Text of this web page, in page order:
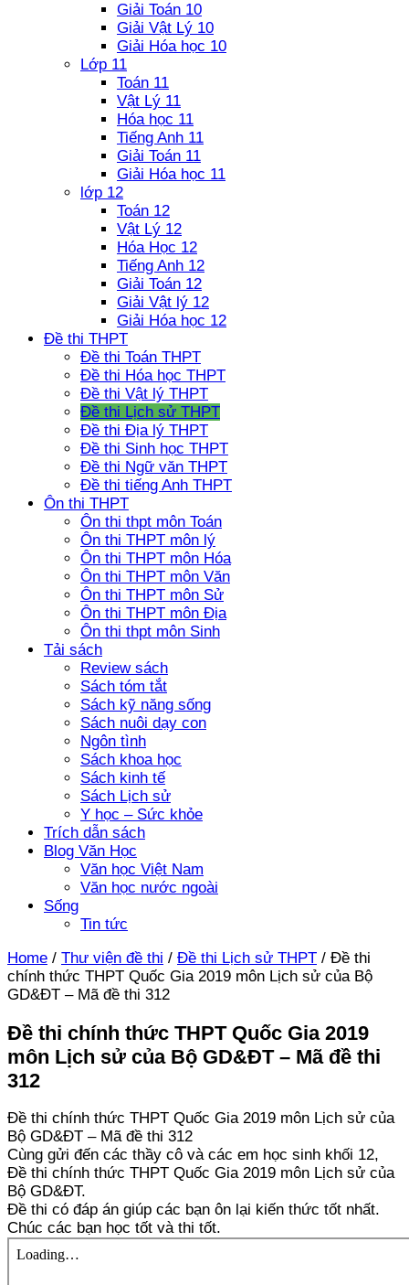
Giải Toán 10
Giải Vật Lý 10
Giải Hóa học 10
Lớp 11
Toán 11
Vật Lý 11
Hóa học 11
Tiếng Anh 11
Giải Toán 11
Giải Hóa học 11
lớp 12
Toán 12
Vật Lý 12
Hóa Học 12
Tiếng Anh 12
Giải Toán 12
Giải Vật lý 12
Giải Hóa học 12
Đề thi THPT
Đề thi Toán THPT
Đề thi Hóa học THPT
Đề thi Vật lý THPT
Đề thi Lịch sử THPT
Đề thi Địa lý THPT
Đề thi Sinh học THPT
Đề thi Ngữ văn THPT
Đề thi tiếng Anh THPT
Ôn thi THPT
Ôn thi thpt môn Toán
Ôn thi THPT môn lý
Ôn thi THPT môn Hóa
Ôn thi THPT môn Văn
Ôn thi THPT môn Sử
Ôn thi THPT môn Địa
Ôn thi thpt môn Sinh
Tải sách
Review sách
Sách tóm tắt
Sách kỹ năng sống
Sách nuôi dạy con
Ngôn tình
Sách khoa học
Sách kinh tế
Sách Lịch sử
Y học – Sức khỏe
Trích dẫn sách
Blog Văn Học
Văn học Việt Nam
Văn học nước ngoài
Sống
Tin tức
Home / Thư viện đề thi / Đề thi Lịch sử THPT / Đề thi
chính thức THPT Quốc Gia 2019 môn Lịch sử của Bộ
GD&ĐT – Mã đề thi 312
Đề thi chính thức THPT Quốc Gia 2019
môn Lịch sử của Bộ GD&ĐT – Mã đề thi
312
Đề thi chính thức THPT Quốc Gia 2019 môn Lịch sử của
Bộ GD&ĐT – Mã đề thi 312
Cùng gửi đến các thầy cô và các em học sinh khối 12,
Đề thi chính thức THPT Quốc Gia 2019 môn Lịch sử của
Bộ GD&ĐT.
Đề thi có đáp án giúp các bạn ôn lại kiến thức tốt nhất.
Chúc các bạn học tốt và thi tốt.